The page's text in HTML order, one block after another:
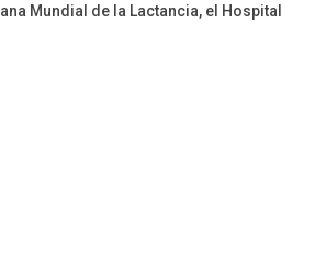
Mundial de la Lactancia, el Hospital